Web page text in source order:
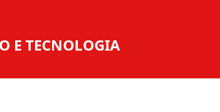
E TECNOLOGIA